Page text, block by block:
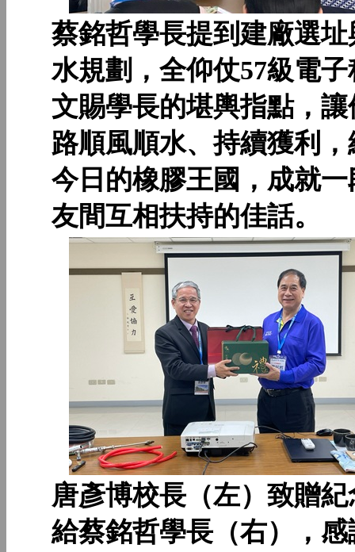
蔡銘哲學長提到建廠選址
水規劃，全仰仗57級電子
文賜學長的堪輿指點，讓
路順風順水、持續獲利，
今日的橡膠王國，成就一
友間互相扶持的佳話。
唐彥博校長（左）致贈紀
給蔡銘哲學長（右），感